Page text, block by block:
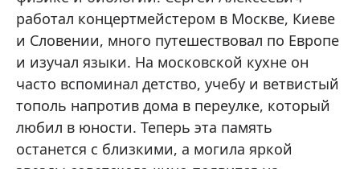
работал концертмейстером в Москве, Киеве
и Словении, много путешествовал по Европе
и изучал языки. На московской кухне он
часто вспоминал детство, учебу и ветвистый
тополь напротив дома в переулке, который
любил в юности. Теперь эта память
останется с близкими, а могила яркой